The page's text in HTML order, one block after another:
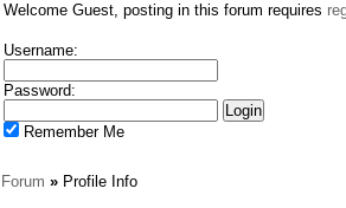
Welcome Guest, posting in this forum requires
Username:
Password:
Remember Me
Forum »Profile Info